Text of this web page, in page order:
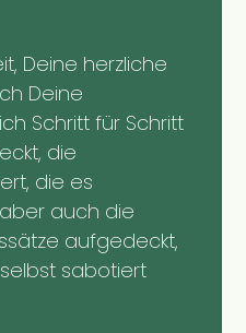
Deine herzliche
Deine
Schritt für Schritt
die
die es
auch die
aufgedeckt,
sabotiert